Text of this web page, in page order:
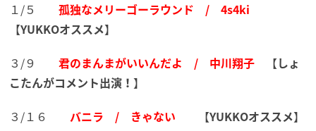
１/５
孤独なメリーゴーラウンド / 4s4ki
【YUKKOオススメ】
３/９
君のまんまがいいんだよ / 中川翔子 【しょ
こたんがコメント出演！】
３/１６
バニラ / きゃない 【YUKKOオススメ】